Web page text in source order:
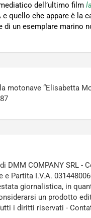
dell’ultimo film
quello che appare è la
di un esemplare marino
motonave “Elisabetta
DMM COMPANY SRL -
e Partita I.V.A.
giornalistica, in
un prodotto
i diritti riservati -